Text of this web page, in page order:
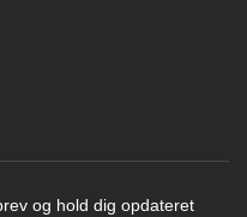
og hold dig opdateret